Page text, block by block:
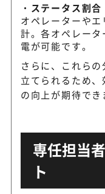
ステータス割合
オペレーターや
計。各オペレー
電が可能です。
さらに、これら
立てられるため
の向上が期待でき
専任担当
ト